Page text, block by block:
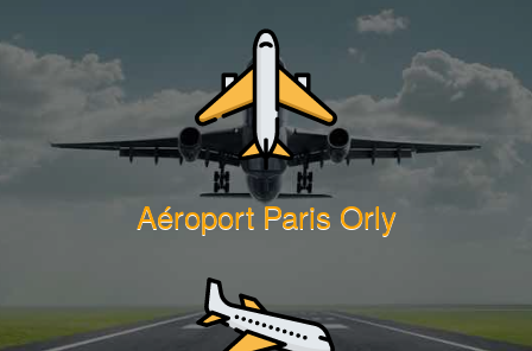
Aéroport Paris Orly